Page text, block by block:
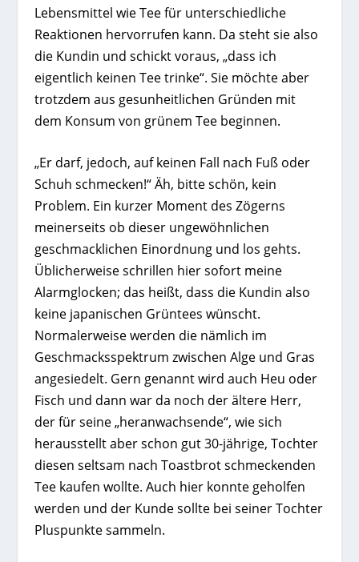
Lebensmittel wie Tee für unterschiedliche
Reaktionen hervorrufen kann. Da steht sie also
die Kundin und schickt voraus, „dass ich
eigentlich keinen Tee trinke“. Sie möchte aber
trotzdem aus gesunheitlichen Gründen mit
dem Konsum von grünem Tee beginnen.
„Er darf, jedoch, auf keinen Fall nach Fuß oder
Schuh schmecken!“ Äh, bitte schön, kein
Problem. Ein kurzer Moment des Zögerns
meinerseits ob dieser ungewöhnlichen
geschmacklichen Einordnung und los gehts.
Üblicherweise schrillen hier sofort meine
Alarmglocken; das heißt, dass die Kundin also
keine japanischen Grüntees wünscht.
Normalerweise werden die nämlich im
Geschmacksspektrum zwischen Alge und Gras
angesiedelt. Gern genannt wird auch Heu oder
Fisch und dann war da noch der ältere Herr,
der für seine „heranwachsende“, wie sich
herausstellt aber schon gut 30-jährige, Tochter
diesen seltsam nach Toastbrot schmeckenden
Tee kaufen wollte. Auch hier konnte geholfen
werden und der Kunde sollte bei seiner Tochter
Pluspunkte sammeln.